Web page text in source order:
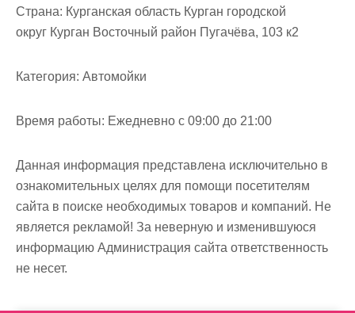
Страна: Курганская область Курган городской
округ Курган Восточный район Пугачёва, 103 к2
Категория: Автомойки
Время работы: Ежедневно с 09:00 до 21:00
Данная информация представлена исключительно в
ознакомительных целях для помощи посетителям
сайта в поиске необходимых товаров и компаний. Не
является рекламой! За неверную и изменившуюся
информацию Администрация сайта ответственность
не несет.